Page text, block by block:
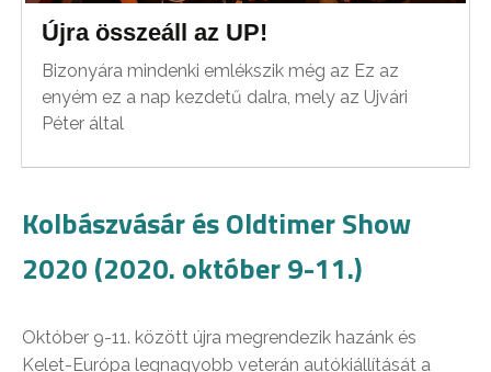
Újra összeáll az UP!
Bizonyára mindenki emlékszik még az Ez az
enyém ez a nap kezdetű dalra, mely az Ujvári
Péter által
Kolbászvásár és Oldtimer Show
2020 (2020. október 9-11.)
Október 9-11. között újra megrendezik hazánk és
Kelet-Európa legnagyobb veterán autókiállítását a